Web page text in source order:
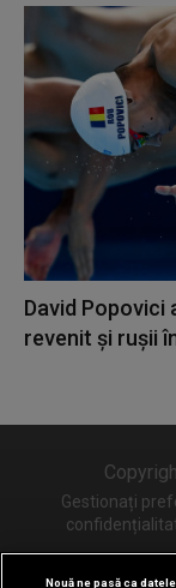
David Popovici
revenit şi ruşii
Gestionați
Nouă ne pasă ca